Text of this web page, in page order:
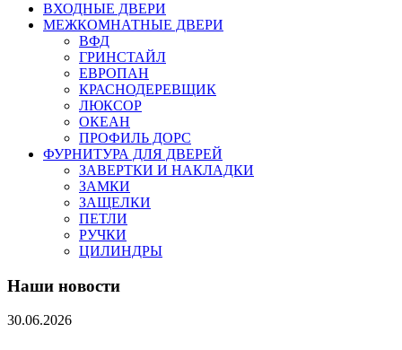
ВХОДНЫЕ ДВЕРИ
МЕЖКОМНАТНЫЕ ДВЕРИ
ВФД
ГРИНСТАЙЛ
ЕВРОПАН
КРАСНОДЕРЕВЩИК
ЛЮКСОР
ОКЕАН
ПРОФИЛЬ ДОРС
ФУРНИТУРА ДЛЯ ДВЕРЕЙ
ЗАВЕРТКИ И НАКЛАДКИ
ЗАМКИ
ЗАЩЕЛКИ
ПЕТЛИ
РУЧКИ
ЦИЛИНДРЫ
Наши новости
30.06.2026